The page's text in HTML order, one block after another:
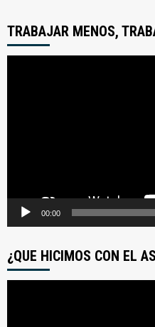
TRABAJAR MENOS,
00:00
¿QUE HICIMOS CON EL